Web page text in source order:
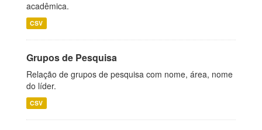
acadêmica.
CSV
Grupos de Pesquisa
Relação de grupos de pesquisa com nome, área, nome
do líder.
CSV